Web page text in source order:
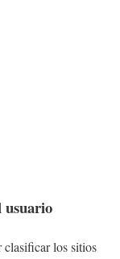
usuario
clasificar los sitios